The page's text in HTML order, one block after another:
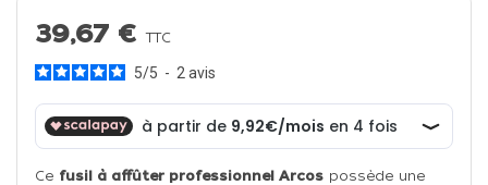
39,67 €TTC
5/5 - 2 avis
Ce fusil à affûter professionnel Arcos possède une